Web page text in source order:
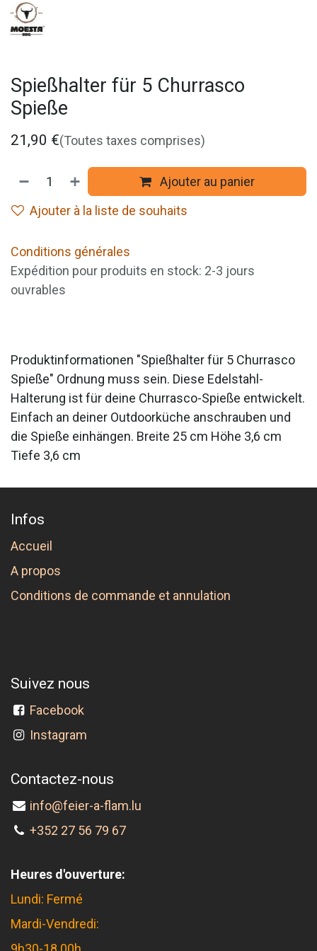
Spießhalter für 5 Churrasco
Spieße
21,90 €(Toutes taxes comprises)
Ajouter au panier
Ajouter à la liste de souhaits
Conditions générales
Expédition pour produits en stock: 2-3 jours
ouvrables
Produktinformationen "Spießhalter für 5 Churrasco
Spieße" Ordnung muss sein. Diese Edelstahl-
Halterung ist für deine Churrasco-Spieße entwickelt.
Einfach an deiner Outdoorküche anschrauben und
die Spieße einhängen. Breite 25 cm Höhe 3,6 cm
Tiefe 3,6 cm
Infos
Accueil
A propos
Conditions de commande et annulation
Suivez nous
Facebook
Instagram
Contactez-nous
info@feier-a-flam.lu
+352 27 56 79 67
Heures d'ouverture:
Lundi: Fermé
Mardi-Vendredi: